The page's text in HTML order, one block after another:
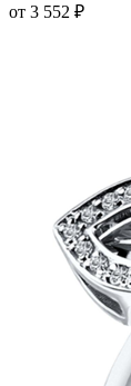
от 3 552 ₽